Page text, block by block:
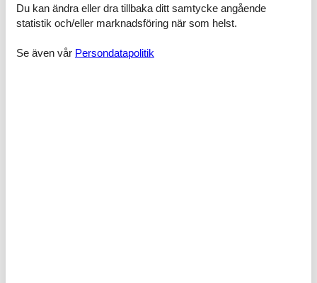
Sovrum, 12 m², 2 personer
Enkelsäng
Badrum, 7 m²
Du kan ändra eller dra tillbaka ditt samtycke angående
statistik och/eller marknadsföring när som helst.
Se även vår Persondatapolitik